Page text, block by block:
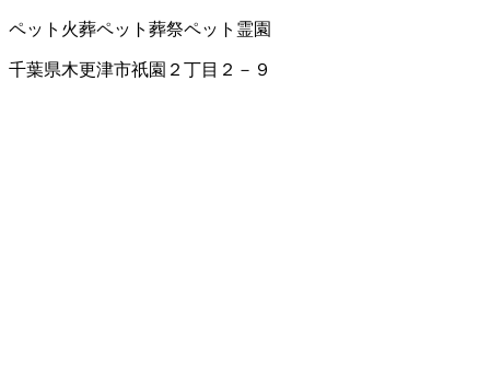
ペット火葬ペット葬祭ペット霊園
千葉県木更津市祇園２丁目２－９